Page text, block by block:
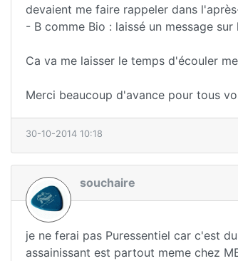
devaient me faire rappeler dans
- B comme Bio : laissé un message
Ca va me laisser le temps d'écouler
Merci beaucoup d'avance pour tous
30-10-2014 10:18
souchaire
je ne ferai pas Puressentiel car c'est
assainissant est partout meme chez